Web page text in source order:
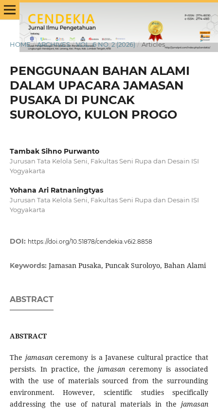
HOME / ARCHIVES / VOL. 6 NO. 2 (2026) / Articles
PENGGUNAAN BAHAN ALAMI
DALAM UPACARA JAMASAN
PUSAKA DI PUNCAK
SUROLOYO, KULON PROGO
Tambak Sihno Purwanto
Jurusan Tata Kelola Seni, Fakultas Seni Rupa dan Desain ISI
Yogyakarta
Yohana Ari Ratnaningtyas
Jurusan Tata Kelola Seni, Fakultas Seni Rupa dan Desain ISI
Yogyakarta
DOI: https://doi.org/10.51878/cendekia.v6i2.8858
Keywords: Jamasan Pusaka, Puncak Suroloyo, Bahan Alami
ABSTRACT
ABSTRACT
The jamasanceremony is a Javanese cultural practice that
persists. In practice, thejamasan ceremony is associated
with the use of materials sourced from the surrounding
environment. However, scientific studies specifically
addressing the use of natural materials in thejamasan